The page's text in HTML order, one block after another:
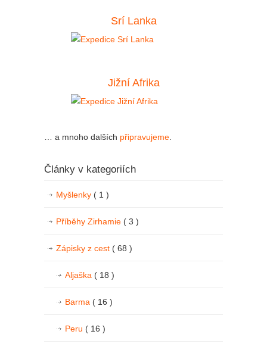
Srí Lanka
Jižní Afrika
… a mnoho dalších připravujeme
Články v kategoriích
Myšlenky ( 1 )
Příběhy Zirhamie ( 3 )
Zápisky z cest ( 68 )
Aljaška ( 18 )
Barma ( 16 )
Peru ( 16 )